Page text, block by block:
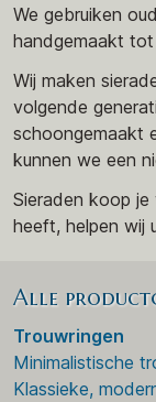
We gebruiken
handgemaakt tot
Wij maken
volgende
schoongemaakt
kunnen we een
Sieraden koop je
heeft, helpen wij
Alle
Trouwringen
Minimalistische
Klassieke,